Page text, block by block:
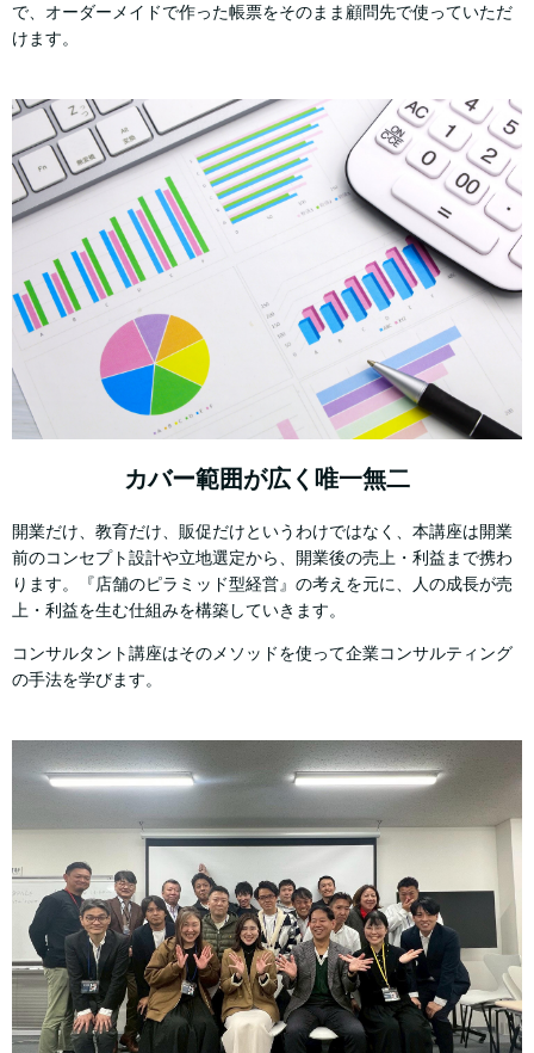
で、オーダーメイドで作った帳票をそのまま顧問先で使っていただ
けます。
カバー範囲が広く唯一無二
開業だけ、教育だけ、販促だけというわけではなく、本講座は開業
前のコンセプト設計や立地選定から、開業後の売上・利益まで携わ
ります。『店舗のピラミッド型経営』の考えを元に、人の成長が売
上・利益を生む仕組みを構築していきます。
コンサルタント講座はそのメソッドを使って企業コンサルティング
の手法を学びます。